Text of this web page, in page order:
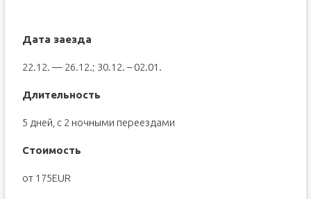
Дата заезда
22.12. — 26.12.; 30.12. – 02.01.
Длительность
5 дней, с 2 ночными переездами
Стоимость
от 175EUR